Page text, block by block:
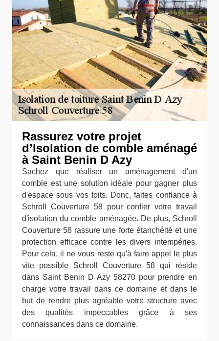
Rassurez votre projet
d’Isolation de comble aménagé
à Saint Benin D Azy
Sachez que réaliser un aménagement d'un
comble est une solution idéale pour gagner plus
d'espace sous vos toits. Donc, faites confiance à
Schroll Couverture 58 pour confier votre travail
d'isolation du comble aménagée. De plus, Schroll
Couverture 58 rassure une forte étanchéité et une
protection efficace contre les divers intempéries.
Pour cela, il ne vous reste qu'à faire appel le plus
vite possible Schroll Couverture 58 qui réside
dans Saint Benin D Azy 58270 pour prendre en
charge votre travail dans ce domaine et dans le
but de rendre plus agréable votre structure avec
des qualités impeccables grâce à ses
connaissances dans ce domaine.